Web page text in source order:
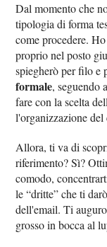
Dal momento che
tipologia di forma
come procedere.
proprio nel posto
spiegherò per filo e
formale, seguendo
fare con la scelta
l'organizzazione del
Allora, ti va di
riferimento? Sì?
comodo,
le “dritte” che ti
dell'email. Ti
grosso in bocca al